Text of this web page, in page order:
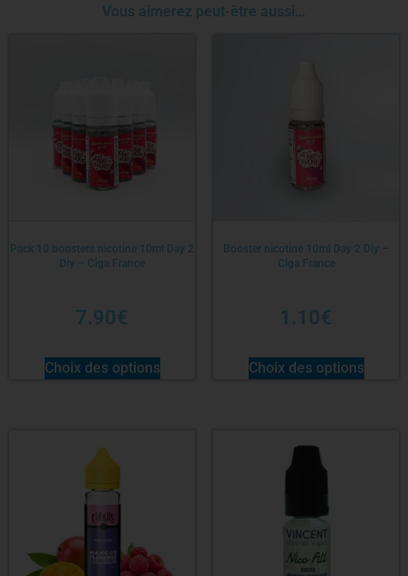
Vous aimerez peut-être aussi…
Pack 10 boosters nicotine 10ml Day 2
Diy – Ciga France
7.90€
Choix des options
Booster nicotine 10ml Day 2 Diy –
Ciga France
1.10€
Choix des options